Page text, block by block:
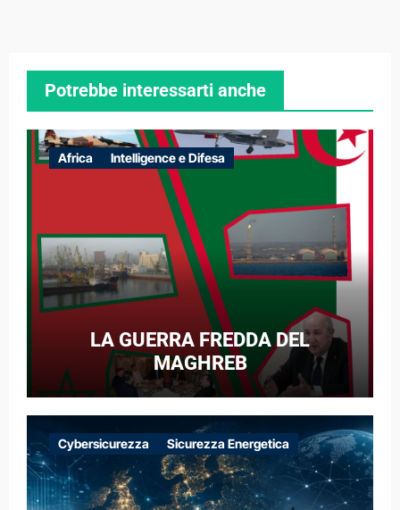
Potrebbe interessarti anche
Africa Intelligence e Difesa
LA GUERRA FREDDA DEL
MAGHREB
Cybersicurezza Sicurezza Energetica